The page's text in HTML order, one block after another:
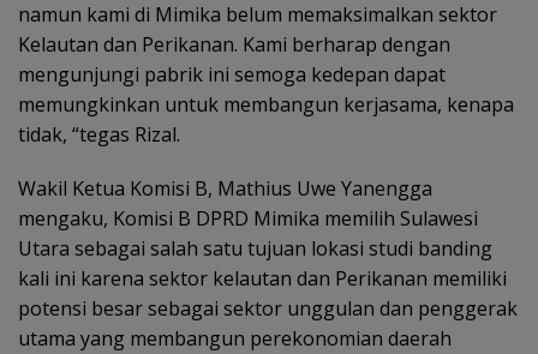
namun kami di Mimika belum memaksimalkan sektor
Kelautan dan Perikanan. Kami berharap dengan
mengunjungi pabrik ini semoga kedepan dapat
memungkinkan untuk membangun kerjasama, kenapa
tidak, “tegas Rizal.
Wakil Ketua Komisi B, Mathius Uwe Yanengga
mengaku, Komisi B DPRD Mimika memilih Sulawesi
Utara sebagai salah satu tujuan lokasi studi banding
kali ini karena sektor kelautan dan Perikanan memiliki
potensi besar sebagai sektor unggulan dan penggerak
utama yang membangun perekonomian daerah